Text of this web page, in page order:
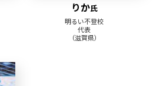
りか氏
明るい不登校
代表
（滋賀県）